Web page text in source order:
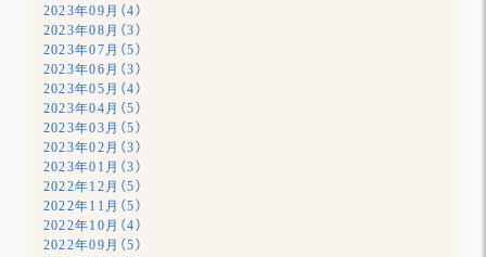
2023年09月（4）
2023年08月（3）
2023年07月（5）
2023年06月（3）
2023年05月（4）
2023年04月（5）
2023年03月（5）
2023年02月（3）
2023年01月（3）
2022年12月（5）
2022年11月（5）
2022年10月（4）
2022年09月（5）